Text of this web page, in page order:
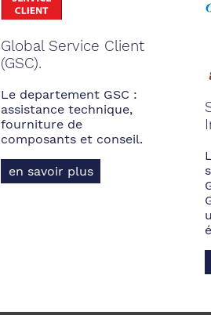
Global Service Client
(GSC).
Le departement GSC :
assistance technique,
fourniture de
composants et conseil.
en savoir plus